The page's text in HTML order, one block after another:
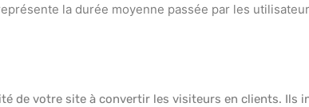
la durée moyenne passée par les
de votre site à convertir les visiteurs en clients. Ils